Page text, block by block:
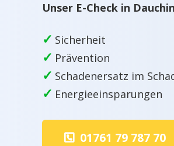
Unser E-Check in
✓ Sicherheit
✓ Prävention
✓ Schadenersatz im
✓ Energieeinsparungen
01761 79 787 70